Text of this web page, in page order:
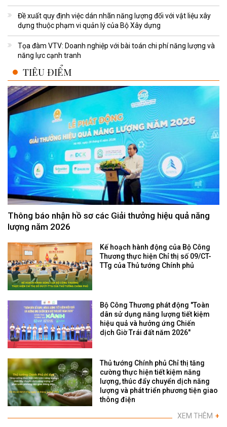
Đề xuất quy định việc dán nhãn năng lượng đối với vật liệu xây
dựng thuộc phạm vi quản lý của Bộ Xây dựng
Tọa đàm VTV: Doanh nghiệp với bài toán chi phí năng lượng và
năng lực cạnh tranh
TIÊU ĐIỂM
Thông báo nhận hồ sơ các Giải thưởng hiệu quả năng
lượng năm 2026
Kế hoạch hành động của Bộ Công
Thương thực hiện Chỉ thị số 09/CT-
TTg của Thủ tướng Chính phủ
Bộ Công Thương phát động "Toàn
dân sử dụng năng lượng tiết kiệm
hiệu quả và hưởng ứng Chiến
dịch Giờ Trái đất năm 2026"
Thủ tướng Chính phủ Chỉ thị tăng
cường thực hiện tiết kiệm năng
lượng, thúc đẩy chuyển dịch năng
lượng và phát triển phương tiện giao
thông điện
XEM THÊM +